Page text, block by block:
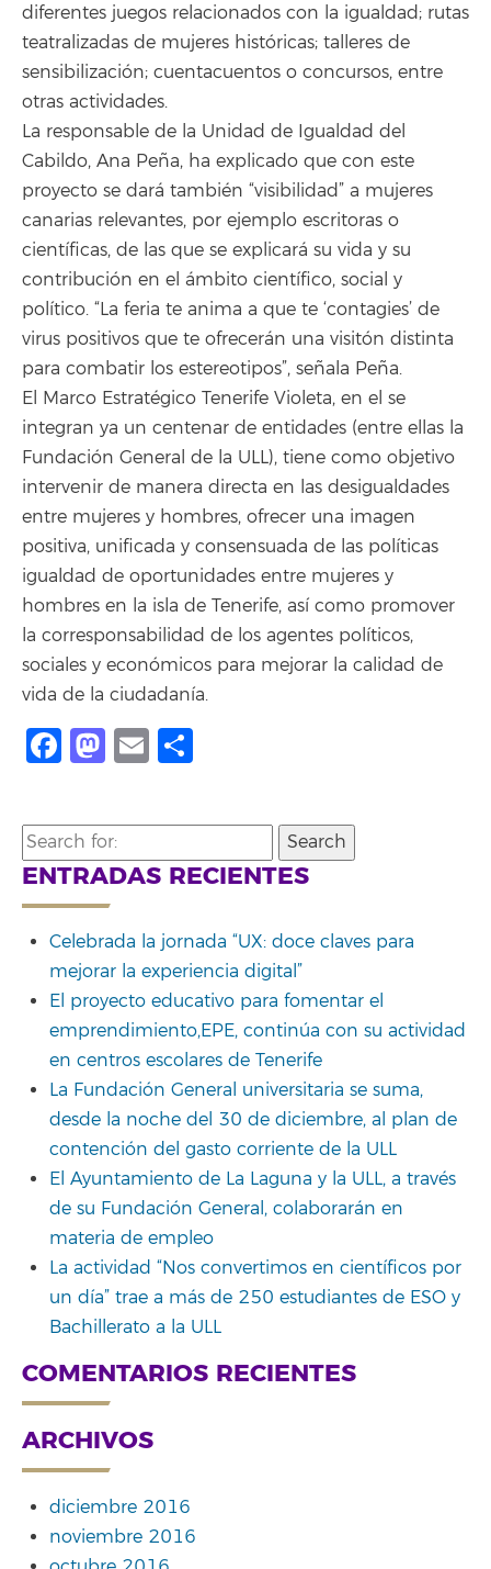
diferentes juegos relacionados con la igualdad; rutas
teatralizadas de mujeres históricas; talleres de
sensibilización; cuentacuentos o concursos, entre
otras actividades.
La responsable de la Unidad de Igualdad del
Cabildo, Ana Peña, ha explicado que con este
proyecto se dará también “visibilidad” a mujeres
canarias relevantes, por ejemplo escritoras o
científicas, de las que se explicará su vida y su
contribución en el ámbito científico, social y
político. “La feria te anima a que te ‘contagies’ de
virus positivos que te ofrecerán una visitón distinta
para combatir los estereotipos”, señala Peña.
El Marco Estratégico Tenerife Violeta, en el se
integran ya un centenar de entidades (entre ellas la
Fundación General de la ULL), tiene como objetivo
intervenir de manera directa en las desigualdades
entre mujeres y hombres, ofrecer una imagen
positiva, unificada y consensuada de las políticas
igualdad de oportunidades entre mujeres y
hombres en la isla de Tenerife, así como promover
la corresponsabilidad de los agentes políticos,
sociales y económicos para mejorar la calidad de
vida de la ciudadanía.
Facebook
Mastodon
Email
Search
for:
ENTRADAS RECIENTES
Celebrada la jornada “UX: doce claves para
mejorar la experiencia digital”
El proyecto educativo para fomentar el
emprendimiento,EPE, continúa con su actividad
en centros escolares de Tenerife
La Fundación General universitaria se suma,
desde la noche del 30 de diciembre, al plan de
contención del gasto corriente de la ULL
El Ayuntamiento de La Laguna y la ULL, a través
de su Fundación General, colaborarán en
materia de empleo
La actividad “Nos convertimos en científicos por
un día” trae a más de 250 estudiantes de ESO y
Bachillerato a la ULL
COMENTARIOS RECIENTES
ARCHIVOS
diciembre 2016
noviembre 2016